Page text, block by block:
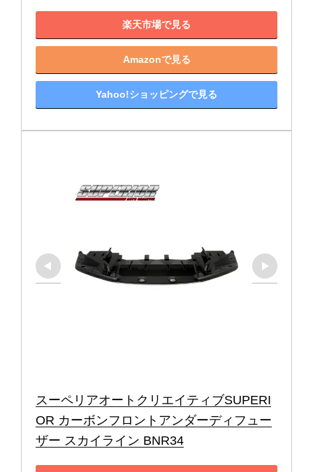
楽天市場で見る
Amazonで見る
Yahoo!ショッピングで見る
スーペリアオートクリエイティブSUPERI
OR カーボンフロントアンダーディフュー
ザー スカイライン BNR34